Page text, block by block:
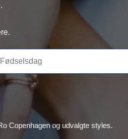
Copenhagen og udvalgte styles.